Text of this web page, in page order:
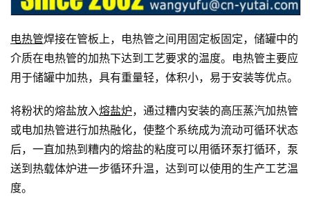
电热管焊接在管板上，电热管之间用固定板固定，储罐中的
介质在电热管的加热下达到工艺要求的温度。电热管主要应
用于储罐中加热，具有重量轻，体积小，易于安装等优点。
将粉状的熔盐放入熔盐炉，通过糟内安装的高压蒸汽加热管
或电加热管进行加热融化，使整个系统成为流动可循环状态
后，一直加热到糟内的熔盐的粘度可以用循环泵打循环，泵
送到热载体炉进一步循环升温，达到可以使用的生产工艺温
度。